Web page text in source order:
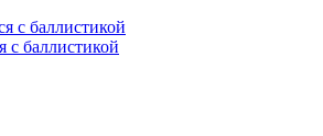
с баллистикой